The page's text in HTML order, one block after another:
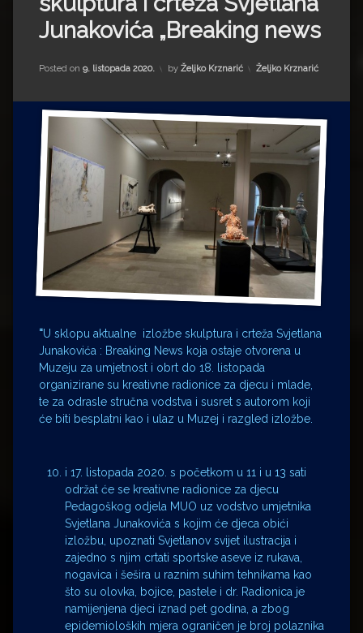
Impressum
Milenko Strižak
Drugi autori
Drugi autori
Ljiljana Lekanić-Kljaić
Željko Krznarić
Mario Lovreković
Miroslav Šantek
Junakovića „Breaking news
Posted on 9. listopada 2020. by Željko Krznarić Kategorije:
Željko Krznarić
“U sklopu aktualne izložbe skulptura i crteža Svjetlana
Junakovića : Breaking News koja ostaje otvorena u
Muzeju za umjetnost i obrt do 18. listopada
organizirane su kreativne radionice za djecu i mlade,
te za odrasle stručna vodstva i susret s autorom koji
će biti besplatni kao i ulaz u Muzej i razgled izložbe.
i 17. listopada 2020. s početkom u 11 i u 13 sati
održat će se kreativne radionice za djecu
Pedagoškog odjela MUO uz vodstvo umjetnika
Svjetlana Junakovića s kojim će djeca obići
izložbu, upoznati Svjetlanov svijet ilustracija i
zajedno s njim crtati sportske aseve iz rukava,
nogavica i šešira u raznim suhim tehnikama kao
što su olovka, bojice, pastele i dr. Radionica je
namijenjena djeci iznad pet godina, a zbog
epidemioloških mjera ograničen je broj polaznika